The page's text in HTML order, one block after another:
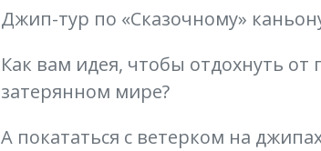
Джип-тур по «Сказочному»
Как вам идея, чтобы отдохнуть от
затерянном мире?
А покататься с ветерком на